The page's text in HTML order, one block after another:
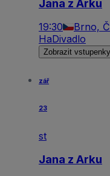
Jana z Arku
19:30 Brno,
HaDivadlo
Zobrazit vstupenky
zář
23
st
Jana z Arku